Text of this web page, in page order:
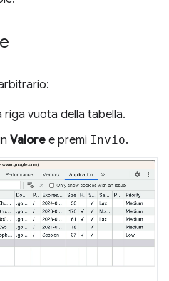
riga vuota della tabella.
Valore e premi Invio.